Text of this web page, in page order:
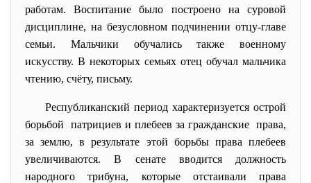
работам. Воспитание было построено на суровой
дисциплине, на безусловном подчинении отцу-главе
семьи. Мальчики обучались также военному
искусству. В некоторых семьях отец обучал мальчика
чтению, счёту, письму.
Республиканский период характеризуется острой
борьбой патрициев и плебеев за гражданские права,
за землю, в результате этой борьбы права плебеев
увеличиваются. В сенате вводится должность
народного трибуна, которые отстаивали права